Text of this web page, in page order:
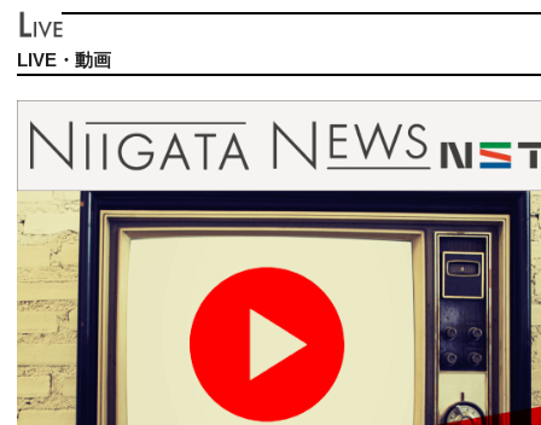
LIVE・動画